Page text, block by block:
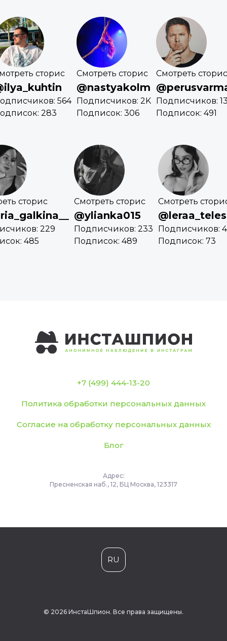
сторис
564
283
Смотреть сторис
@nastyakolm
Подписчиков: 2K
Подписок: 306
Смотреть сторис
Подписчиков:
Подписок: 491
сторис
229
485
Смотреть сторис
@ylianka015
Подписчиков: 233
Подписок: 489
Смотреть
Подписчиков:
Подписок: 73
+7 (499) 444-13-20
Политика обработки персональных данных
Согласие на обработку персональных данных
Блог
Адрес:
Пресненская наб., 12, БЦ Москва, 123317
RU
© 2026 ИнстаШпион. Все права защищены.